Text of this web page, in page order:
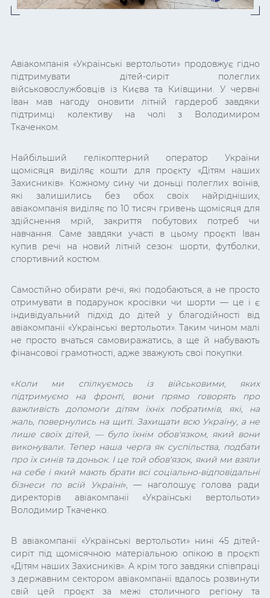
Авіакомпанія «Українські вертольоти» продовжує гідно
підтримувати дітей-сиріт полеглих
військовослужбовців із Києва та Київщини. У червні
Іван мав нагоду оновити літній гардероб завдяки
підтримці колективу на чолі з Володимиром
Ткаченком.
Найбільший гелікоптерний оператор України
щомісяця виділяє кошти для проєкту «Дітям наших
Захисників». Кожному сину чи доньці полеглих воїнів,
які залишились без обох своїх найрідніших,
авіакомпанія виділяє по 10 тисяч гривень щомісяця для
здійснення мрій, закриття побутових потреб чи
навчання. Саме завдяки участі в цьому проєкті Іван
купив речі на новий літній сезон: шорти, футболки,
спортивний костюм.
Самостійно обирати речі, які подобаються, а не просто
отримувати в подарунок кросівки чи шорти — це і є
індивідуальний підхід до дітей у благодійності від
авіакомпанії «Українські вертольоти». Таким чином малі
не просто вчаться самовиражатись, а ще й набувають
фінансової грамотності, адже зважують свої покупки.
«Коли ми спілкуємось із військовими, яких
підтримуємо на фронті, вони прямо говорять про
важливість допомоги дітям їхніх побратимів, які, на
жаль, повернулись на щиті. Захищати всю Україну, а не
лише своїх дітей, —було їхнім обов'язком, який вони
виконували. Тепер наша черга як суспільства, подбати
про їх синів та доньок. І це той обов'язок, який ми взяли
на себе і який мають брати всі соціально-відповідальні
бізнеси по всій Україні», — наголошує голова ради
директорів авіакомпанії «Українські вертольоти»
Володимир Ткаченко.
В авіакомпанії «Українські вертольоти» нині 45 дітей-
сиріт під щомісячною матеріальною опікою в проєкті
«Дітям наших Захисників». А крім того завдяки співпраці
з державним сектором авіакомпанії вдалось розвинути
свій цей проєкт за межі столичного регіону та